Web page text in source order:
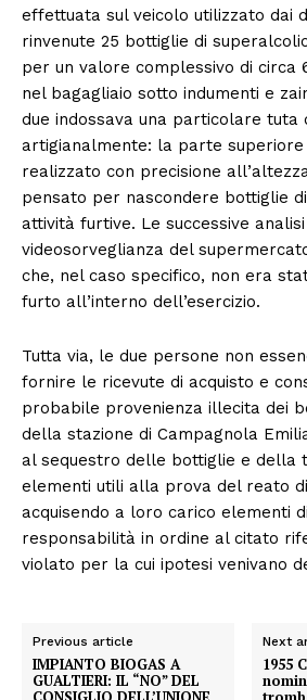
effettuata sul veicolo utilizzato dai
rinvenute 25 bottiglie di
per un valore complessivo di circa
nel bagagliaio sotto indumenti e
due indossava una particolare tuta
artigianalmente: la parte
realizzato con precisione
pensato per nascondere bottiglie
attività furtive. Le successive
videosorveglianza del
che, nel caso specifico, non era
furto all’interno dell’esercizio.
Tutta via, le due persone non
fornire le ricevute di acquisto e
probabile provenienza illecita dei
della stazione di Campagnola
al sequestro delle bottiglie e della
elementi utili alla prova del reato
acquisendo a loro carico elementi
responsabilità in ordine al citato
violato per la cui ipotesi venivano
Previous article
IMPIANTO BIOGAS A
GUALTIERI: IL “NO” DEL
Next
1955